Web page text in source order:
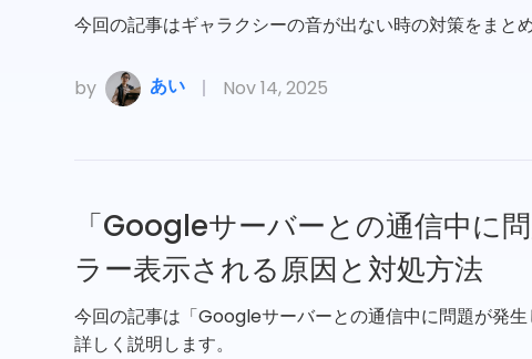
今回の記事はギャラクシーの音が出ない時の対策をまと
by あい Nov 14, 2025
「Googleサーバーとの通信中に
ラー表示される原因と対処方法
今回の記事は「Googleサーバーとの通信中に問題が発
詳しく説明します。